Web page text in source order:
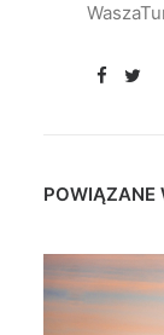
POWIĄZANE